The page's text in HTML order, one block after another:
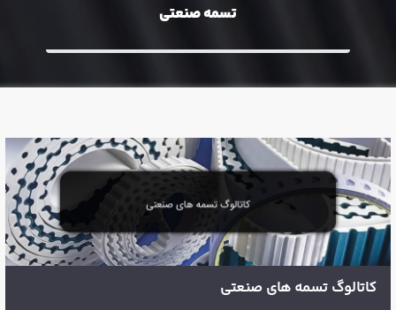
تسمه صنعتی
کاتالوگ تسمه های صنعتی